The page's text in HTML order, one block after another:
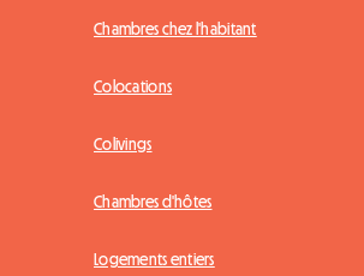
Chambres chez l'habitant
Colocations
Colivings
Chambres d'hôtes
Logements entiers